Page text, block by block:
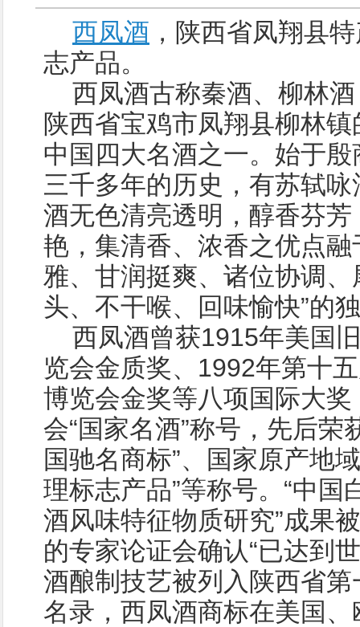
西凤酒 ，陕西省凤翔县
志产品。
西凤酒古称秦酒、柳林酒
陕西省宝鸡市凤翔县柳林
中国四大名酒之一。始于
三千多年的历史，有苏轼
酒无色清亮透明，醇香芬
艳，集清香、浓香之优点融
雅、甘润挺爽、诸位协调、
头、不干喉、回味愉快”的
西凤酒曾获1915年美国
览会金质奖、1992年第十
博览会金奖等八项国际大
会“国家名酒”称号，先后荣
国驰名商标”、国家原产地
理标志产品”等称号。“中
酒风味特征物质研究”成果
的专家论证会确认“已达到
酒酿制技艺被列入陕西省
名录，西凤酒商标在美国